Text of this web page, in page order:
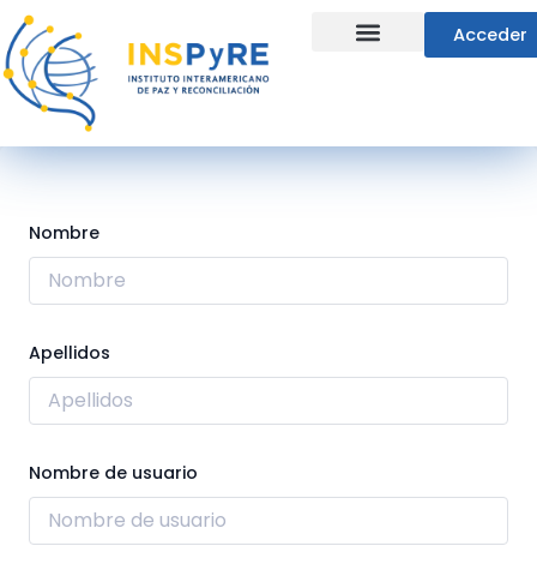
al
contenido
Acceder
Nombre
Apellidos
Nombre de usuario